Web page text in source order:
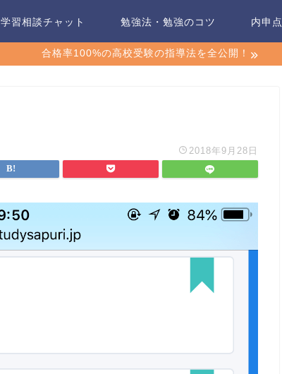
学習相談チャット 勉強法・勉強のコツ 内申点
合格率100%の高校受験の指導法を全公開！
2018年9月28日